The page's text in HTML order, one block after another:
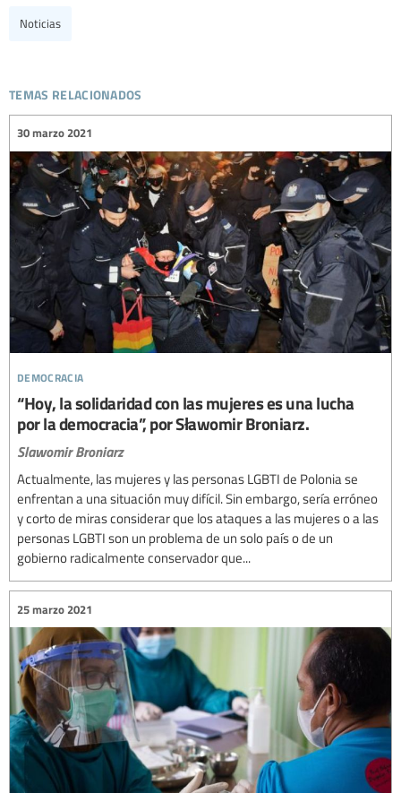
Noticias
temas relacionados
democracia
30 marzo 2021
“Hoy, la solidaridad con las mujeres es una lucha
por la democracia”, por Sławomir Broniarz.
Slawomir Broniarz
Actualmente, las mujeres y las personas LGBTI de Polonia se
enfrentan a una situación muy difícil. Sin embargo, sería erróneo
y corto de miras considerar que los ataques a las mujeres o a las
personas LGBTI son un problema de un solo país o de un
gobierno radicalmente conservador que...
25 marzo 2021